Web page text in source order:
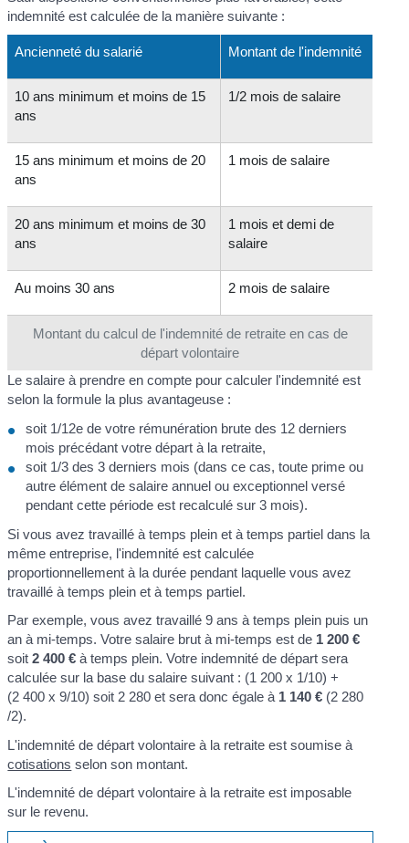
indemnité est calculée de la manière suivante :
Montant du calcul de l'indemnité de retraite en cas de
départ volontaire
Ancienneté du salarié Montant de l'indemnité
10 ans minimum et moins de 15
ans
1/2 mois de salaire
15 ans minimum et moins de 20
ans
1 mois de salaire
20 ans minimum et moins de 30
ans
1 mois et demi de
salaire
Au moins 30 ans 2 mois de salaire
Le salaire à prendre en compte pour calculer l'indemnité est
selon la formule la plus avantageuse :
soit 1/12e de votre rémunération brute des 12 derniers
mois précédant votre départ à la retraite,
soit 1/3 des 3 derniers mois (dans ce cas, toute prime ou
autre élément de salaire annuel ou exceptionnel versé
pendant cette période est recalculé sur 3 mois).
Si vous avez travaillé à temps plein et à temps partiel dans la
même entreprise, l'indemnité est calculée
proportionnellement à la durée pendant laquelle vous avez
travaillé à temps plein et à temps partiel.
Par exemple, vous avez travaillé 9 ans à temps plein puis un
an à mi-temps. Votre salaire brut à mi-temps est de 1 200 €
soit2 400 € à temps plein. Votre indemnité de départ sera
calculée sur la base du salaire suivant : (1 200 x 1/10) +
(2 400 x 9/10) soit 2 280 et sera donc égale à 1 140 € (2 280
/2).
L'indemnité de départ volontaire à la retraite est soumise à
cotisations selon son montant.
L'indemnité de départ volontaire à la retraite est imposable
sur le revenu.